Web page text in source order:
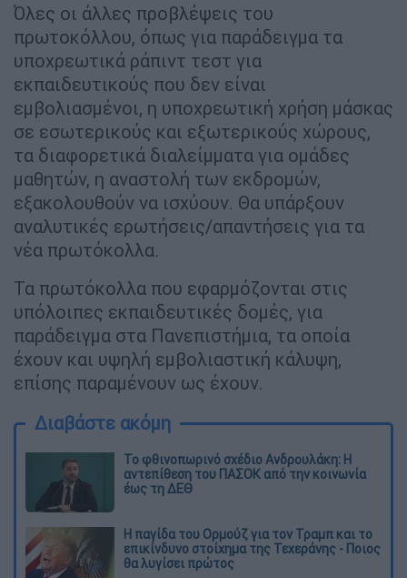
Όλες οι άλλες προβλέψεις του
πρωτοκόλλου, όπως για παράδειγμα τα
υποχρεωτικά ράπιντ τεστ για
εκπαιδευτικούς που δεν είναι
εμβολιασμένοι, η υποχρεωτική χρήση μάσκας
σε εσωτερικούς και εξωτερικούς χώρους,
τα διαφορετικά διαλείμματα για ομάδες
μαθητών, η αναστολή των εκδρομών,
εξακολουθούν να ισχύουν. Θα υπάρξουν
αναλυτικές ερωτήσεις/απαντήσεις για τα
νέα πρωτόκολλα.
Τα πρωτόκολλα που εφαρμόζονται στις
υπόλοιπες εκπαιδευτικές δομές, για
παράδειγμα στα Πανεπιστήμια, τα οποία
έχουν και υψηλή εμβολιαστική κάλυψη,
επίσης παραμένουν ως έχουν.
Διαβάστε ακόμη
Το φθινοπωρινό σχέδιο Ανδρουλάκη: Η
αντεπίθεση του ΠΑΣΟΚ από την κοινωνία
έως τη ΔΕΘ
Η παγίδα του Ορμούζ για τον Τραμπ και το
επικίνδυνο στοίχημα της Τεχεράνης - Ποιος
θα λυγίσει πρώτος